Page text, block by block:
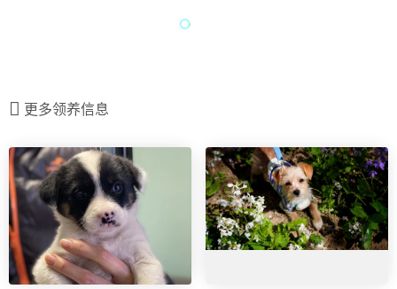
更多领养信息